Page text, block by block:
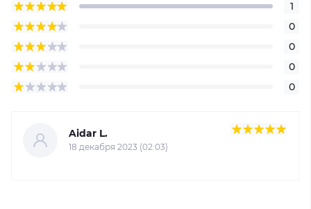
1
0
0
0
0
Aidar L.
18 декабря 2023 (02:03)